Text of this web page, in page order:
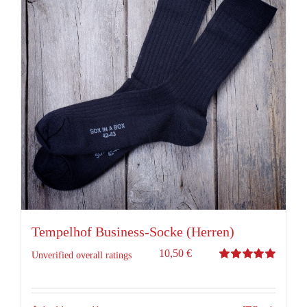
Tempelhof Business-Socke (Herren)
Unverified overall ratings 10,50€